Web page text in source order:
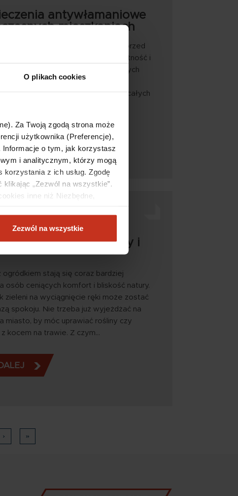
O plikach cookies
Za Twoją zgodą strona może
użytkownika (Preferencje),
o tym, jak korzystasz
i analitycznym, którzy mogą
z ich usług. Zgodę
„Zezwól na wszystkie”.
inne niż Niezbędne,
Zezwól na wszystkie
antywłamaniowe
mieszkaniach
się, jak zabezpieczyć mieszkanie przed
by zapewnić sobie pożądaną prywatność i
W dobie nowoczesnych
drzwi i zamki to dopiero baza
w bloku. Dziś mówi się o całych
z ogródkiem - plusy i
ogródkiem stają się coraz bardziej
osób ceniących komfort i bliskość natury.
zieleni na wyciągnięcie ręki może zostać
spokoju. Nie trzeba już wyjeżdżać na
miasto, by móc uprawiać rośliny czy
z kocem na trawie. Z czym…
Następna
›
Ostatnia
»